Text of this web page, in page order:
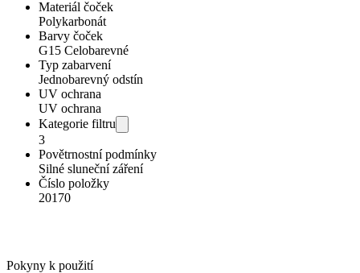
Materiál čoček
Polykarbonát
Barvy čoček
G15 Celobarevné
Typ zabarvení
Jednobarevný odstín
UV ochrana
UV ochrana
Kategorie filtru
3
Povětrnostní podmínky
Silné sluneční záření
Číslo položky
20170
Pokyny k použití